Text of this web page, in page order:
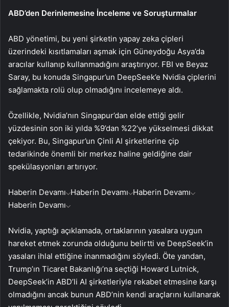
ABD’den Derinlemesine İnceleme ve Soruşturmalar
ABD yönetimi, bu yeni şirketin yapay zeka çipleri
üzerindeki kısıtlamaları aşmak için Güneydoğu Asya’da
aracılar kullanıp kullanmadığını araştırıyor. FBI ve Beyaz
Saray, bu konuda Singapur’un DeepSeek’e Nvidia çiplerini
sağlamakta rolü olup olmadığını incelemeye aldı.
Özellikle, Nvidia’nın Singapur’dan elde ettiği gelir
yüzdesinin son iki yılda %9’dan %22’ye yükselmesi dikkat
çekiyor. Bu, Singapur’un Çinli AI şirketlerine çip
tedarikinde önemli bir merkez haline geldiğine dair
spekülasyonları artırıyor.
Haberin Devamı Haberin Devamı Haberin Devamı
Haberin Devamı
Nvidia, yaptığı açıklamada, ortaklarının yasalara uygun
hareket etmek zorunda olduğunu belirtti ve DeepSeek’in
yasaları ihlal ettiğine inanmadığını söyledi. Öte yandan,
Trump’ın Ticaret Bakanlığı’na seçtiği Howard Lutnick,
DeepSeek’in ABD’li AI şirketleriyle rekabet etmesine karşı
olmadığını ancak bunun ABD’nin kendi araçlarını kullanarak